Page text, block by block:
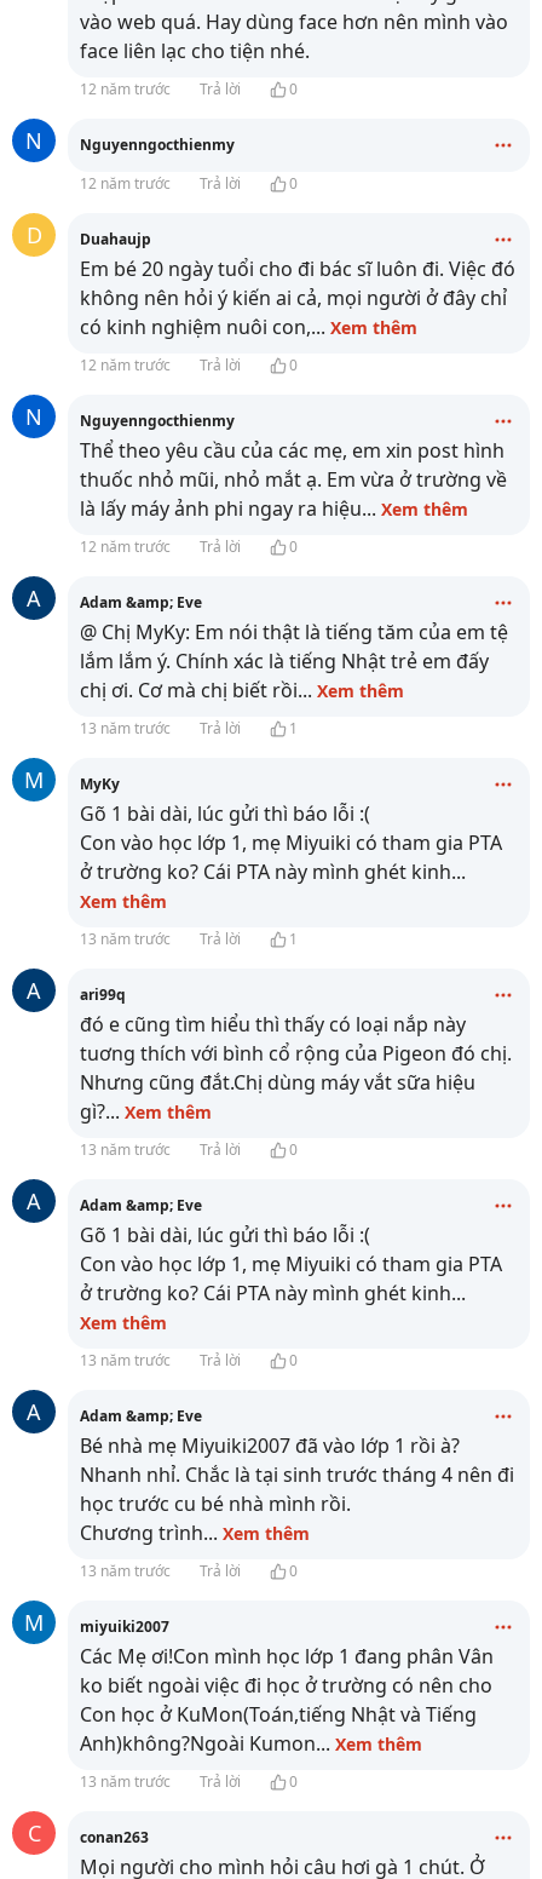
vào web quá. Hay dùng face hơn nên mình vào
face liên lạc cho tiện nhé.
12 năm trước Trả lời 0
N
Nguyenngocthienmy
12 năm trước
Trả lời 0
D Duahaujp
Em bé 20 ngày tuổi cho đi bác sĩ luôn đi. Việc đó
không nên hỏi ý kiến ai cả, mọi người ở đây chỉ
có kinh nghiệm nuôi con,... Xem thêm
12 năm trước Trả lời 0
N Nguyenngocthienmy
Thể theo yêu cầu của các mẹ, em xin post hình
thuốc nhỏ mũi, nhỏ mắt ạ. Em vừa ở trường về
là lấy máy ảnh phi ngay ra hiệu... Xem thêm
12 năm trước Trả lời 0
A Adam &amp; Eve
@ Chị MyKy: Em nói thật là tiếng tăm của em tệ
lắm lắm ý. Chính xác là tiếng Nhật trẻ em đấy
chị ơi. Cơ mà chị biết rồi... Xem thêm
13 năm trước Trả lời 1
M MyKy
Gõ 1 bài dài, lúc gửi thì báo lỗi :(
Con vào học lớp 1, mẹ Miyuiki có tham gia PTA
ở trường ko? Cái PTA này mình ghét kinh...
Xem thêm
13 năm trước Trả lời 1
A ari99q
đó e cũng tìm hiểu thì thấy có loại nắp này
tuơng thích với bình cổ rộng của Pigeon đó chị.
Nhưng cũng đắt.Chị dùng máy vắt sữa hiệu
gì?... Xem thêm
13 năm trước Trả lời 0
A Adam &amp; Eve
Gõ 1 bài dài, lúc gửi thì báo lỗi :(
Con vào học lớp 1, mẹ Miyuiki có tham gia PTA
ở trường ko? Cái PTA này mình ghét kinh...
Xem thêm
13 năm trước Trả lời 0
A Adam &amp; Eve
Bé nhà mẹ Miyuiki2007 đã vào lớp 1 rồi à?
Nhanh nhỉ. Chắc là tại sinh trước tháng 4 nên đi
học trước cu bé nhà mình rồi.
Chương trình... Xem thêm
13 năm trước Trả lời 0
M miyuiki2007
Các Mẹ ơi!Con mình học lớp 1 đang phân Vân
ko biết ngoài việc đi học ở trường có nên cho
Con học ở KuMon(Toán,tiếng Nhật và Tiếng
Anh)không?Ngoài Kumon... Xem thêm
13 năm trước Trả lời 0
C conan263
Mọi người cho mình hỏi câu hơi gà 1 chút. Ở